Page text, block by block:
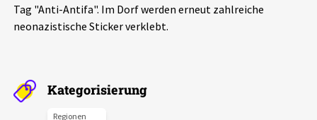
Phänomene
Alle Beiträge
Tag "Anti-Antifa". Im Dorf werden erneut zahlreiche
neonazistische Sticker verklebt.
Kategorisierung
Regionen